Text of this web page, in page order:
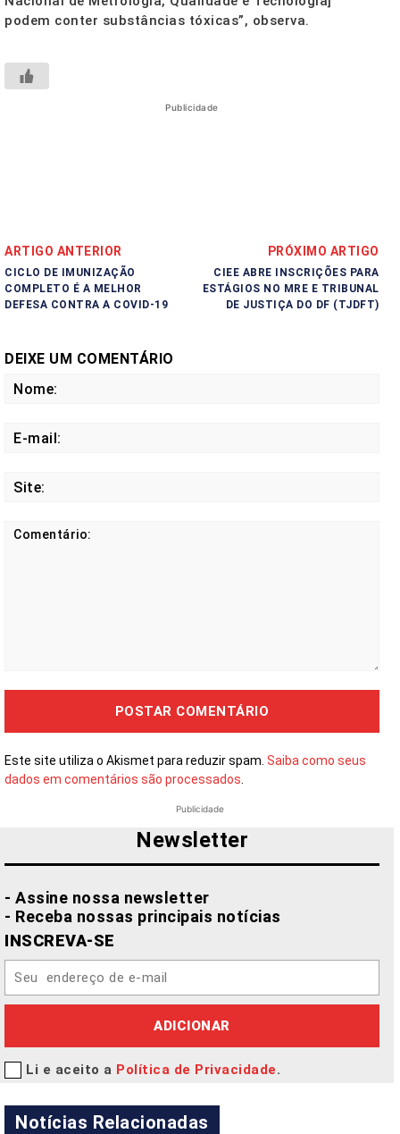
podem conter substâncias tóxicas”, observa.
Publicidade
ARTIGO ANTERIOR
CICLO DE IMUNIZAÇÃO
COMPLETO É A MELHOR
DEFESA CONTRA A COVID-19
PRÓXIMO ARTIGO
CIEE ABRE INSCRIÇÕES PARA
ESTÁGIOS NO MRE E TRIBUNAL
DE JUSTIÇA DO DF (TJDFT)
DEIXE UM COMENTÁRIO
Este site utiliza o Akismet para reduzir spam. Saiba como seus
dados em comentários são processados.
Publicidade
Newsletter
- Assine nossa newsletter
- Receba nossas principais notícias
INSCREVA-SE
ADICIONAR
Li e aceito a Política de Privacidade.
Notícias Relacionadas